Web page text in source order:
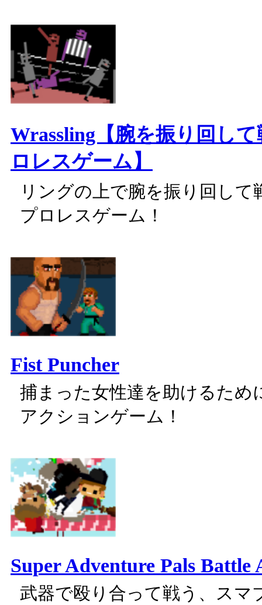
Wrassling【腕を振り回し
ロレスゲーム】
リングの上で腕を振り回して
プロレスゲーム！
Fist Puncher
捕まった女性達を助けるため
アクションゲーム！
Super Adventure Pals Battle
武器で殴り合って戦う、スマ